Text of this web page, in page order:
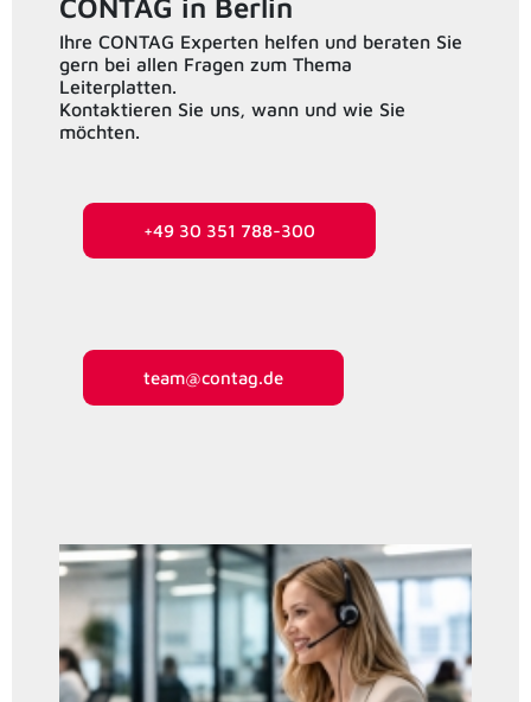
CONTAG in Berlin
Ihre CONTAG Experten helfen und beraten Sie
gern bei allen Fragen zum Thema
Leiterplatten.
Kontaktieren Sie uns, wann und wie Sie
möchten.
+49 30 351 788-300
team@contag.de